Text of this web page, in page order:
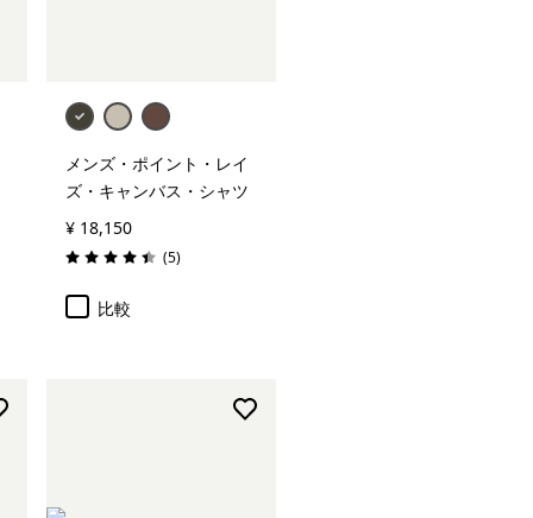
メンズ・ポイント・レイ
ズ・キャンバス・シャツ
¥ 18,150
評価: 4.4 / 5 (5レビュー
)
比較